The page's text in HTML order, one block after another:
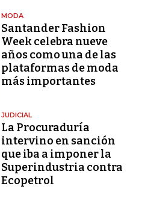
MODA
Santander Fashion
Week celebra nueve
años como una de las
plataformas de moda
más importantes
JUDICIAL
La Procuraduría
intervino en sanción
que iba a imponer la
Superindustria contra
Ecopetrol